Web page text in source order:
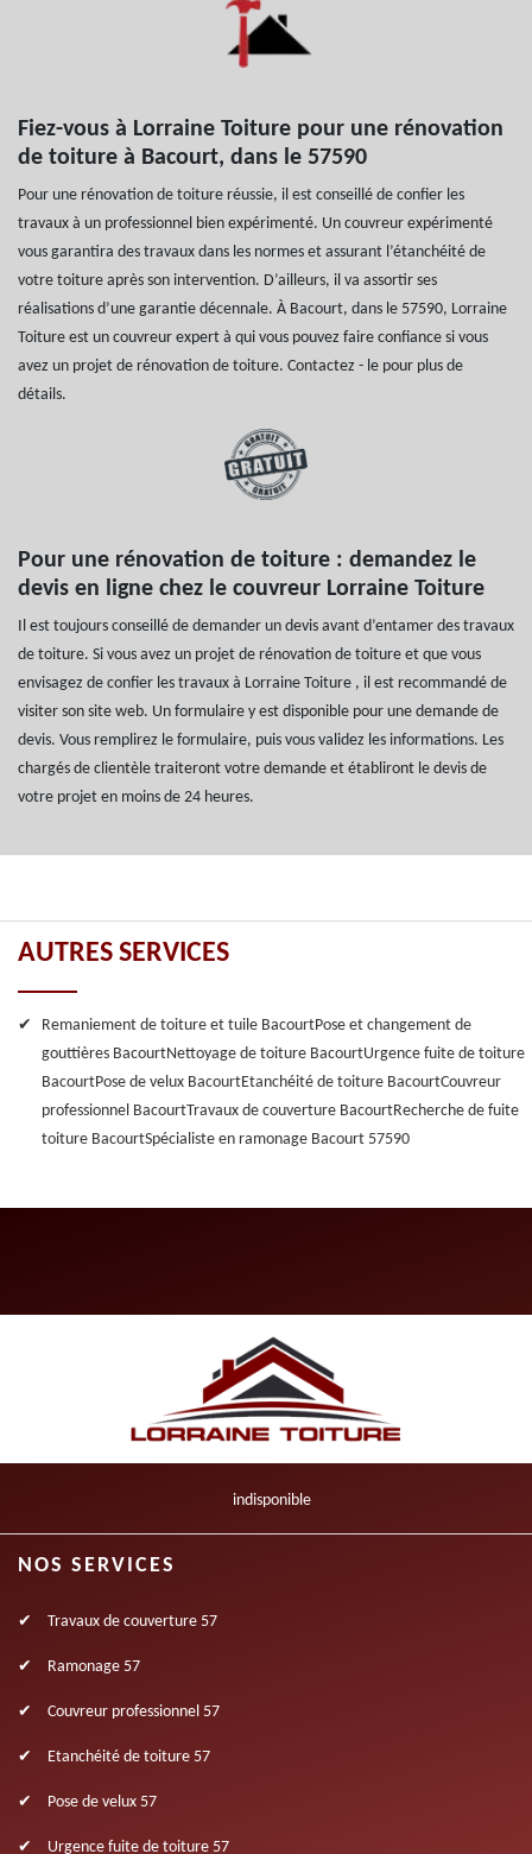
Fiez-vous à Lorraine Toiture pour une rénovation
de toiture à Bacourt, dans le 57590
Pour une rénovation de toiture réussie, il est conseillé de confier les
travaux à un professionnel bien expérimenté. Un couvreur expérimenté
vous garantira des travaux dans les normes et assurant l’étanchéité de
votre toiture après son intervention. D’ailleurs, il va assortir ses
réalisations d’une garantie décennale. À Bacourt, dans le 57590, Lorraine
Toiture est un couvreur expert à qui vous pouvez faire confiance si vous
avez un projet de rénovation de toiture. Contactez - le pour plus de
détails.
Pour une rénovation de toiture : demandez le
devis en ligne chez le couvreur Lorraine Toiture
Il est toujours conseillé de demander un devis avant d’entamer des travaux
de toiture. Si vous avez un projet de rénovation de toiture et que vous
envisagez de confier les travaux à Lorraine Toiture , il est recommandé de
visiter son site web. Un formulaire y est disponible pour une demande de
devis. Vous remplirez le formulaire, puis vous validez les informations. Les
chargés de clientèle traiteront votre demande et établiront le devis de
votre projet en moins de 24 heures.
AUTRES SERVICES
Remaniement de toiture et tuile BacourtPose et changement de
gouttières BacourtNettoyage de toiture BacourtUrgence fuite de toiture
BacourtPose de velux BacourtEtanchéité de toiture BacourtCouvreur
professionnel BacourtTravaux de couverture BacourtRecherche de fuite
toiture BacourtSpécialiste en ramonage Bacourt 57590
indisponible
NOS SERVICES
Travaux de couverture 57
Ramonage 57
Couvreur professionnel 57
Etanchéité de toiture 57
Pose de velux 57
Urgence fuite de toiture 57